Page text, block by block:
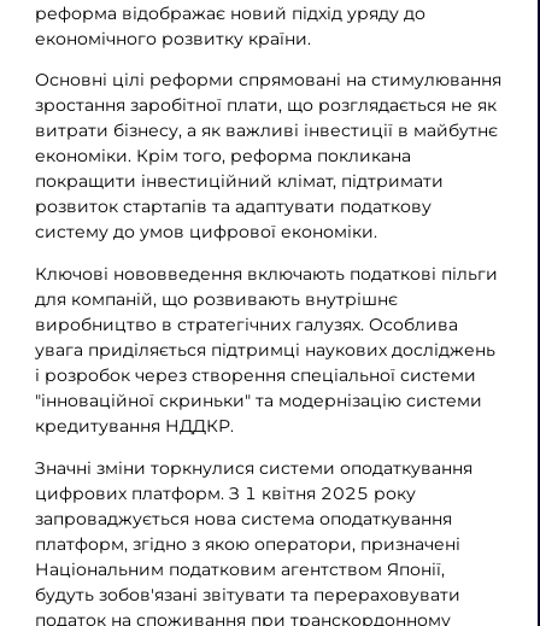
реформа відображає новий підхід уряду до
економічного розвитку країни.
Основні цілі реформи спрямовані на стимулювання
зростання заробітної плати, що розглядається не як
витрати бізнесу, а як важливі інвестиції в майбутнє
економіки. Крім того, реформа покликана
покращити інвестиційний клімат, підтримати
розвиток стартапів та адаптувати податкову
систему до умов цифрової економіки.
Ключові нововведення включають податкові пільги
для компаній, що розвивають внутрішнє
виробництво в стратегічних галузях. Особлива
увага приділяється підтримці наукових досліджень
і розробок через створення спеціальної системи
"інноваційної скриньки" та модернізацію системи
кредитування НДДКР.
Значні зміни торкнулися системи оподаткування
цифрових платформ. З 1 квітня 2025 року
запроваджується нова система оподаткування
платформ, згідно з якою оператори, призначені
Національним податковим агентством Японії,
будуть зобов'язані звітувати та перераховувати
податок на споживання при транскордонному